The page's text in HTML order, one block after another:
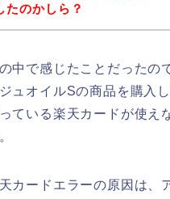
たのかしら？
中で感じたことだったの
ュオイルSの商品を購入
ている楽天カードが使え
カードエラーの原因は、